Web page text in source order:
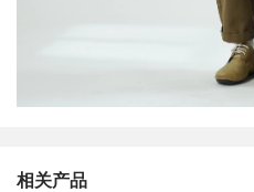
相关产品